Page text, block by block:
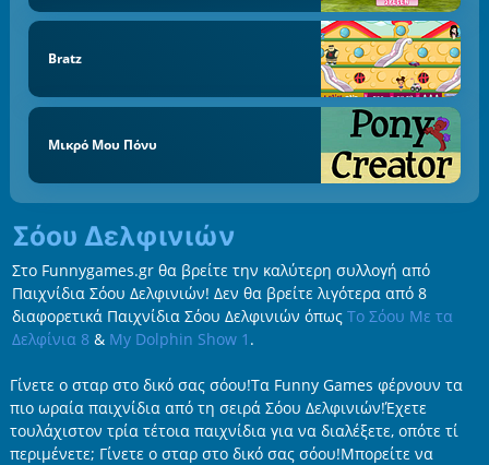
Bratz
Μικρό Μου Πόνυ
Σόου Δελφινιών
Στο Funnygames.gr θα βρείτε την καλύτερη συλλογή από
Παιχνίδια Σόου Δελφινιών! Δεν θα βρείτε λιγότερα από 8
διαφορετικά Παιχνίδια Σόου Δελφινιών όπως Το Σόου Με τα
Δελφίνια 8 & My Dolphin Show 1 .
Γίνετε ο σταρ στο δικό σας σόου!Τα Funny Games φέρνουν τα
πιο ωραία παιχνίδια από τη σειρά Σόου Δελφινιών!Έχετε
τουλάχιστον τρία τέτοια παιχνίδια για να διαλέξετε, οπότε τί
περιμένετε; Γίνετε ο σταρ στο δικό σας σόου!Μπορείτε να